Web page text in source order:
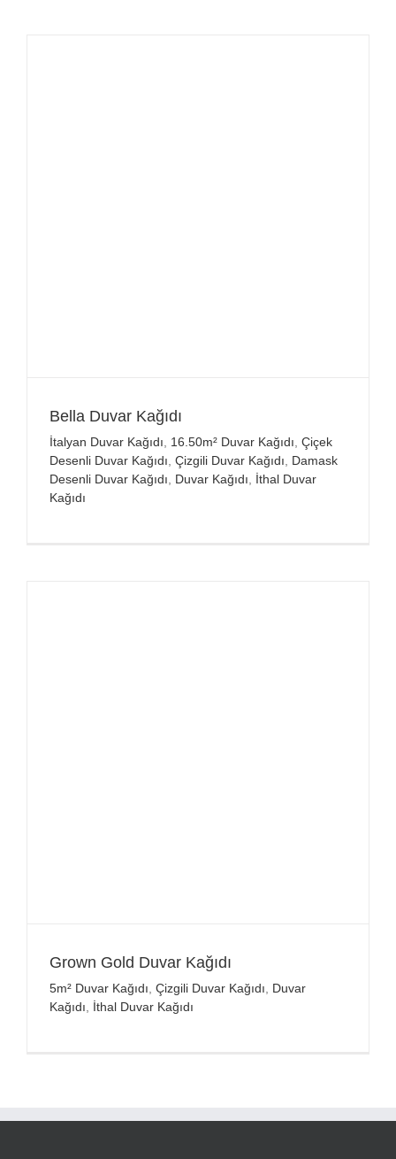
Bella Duvar Kağıdı
İtalyan Duvar Kağıdı 16.50m² Duvar Kağıdı Çiçek
Desenli Duvar Kağıdı Çizgili Duvar Kağıdı
Damask
Desenli Duvar Kağıdı
Duvar Kağıdı
İthal Duvar
Kağıdı
Grown Gold Duvar Kağıdı
5m² Duvar Kağıdı Çizgili Duvar Kağıdı
Duvar
Kağıdı
İthal Duvar Kağıdı